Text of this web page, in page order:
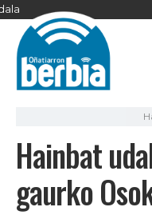
Hainbat
gaurko